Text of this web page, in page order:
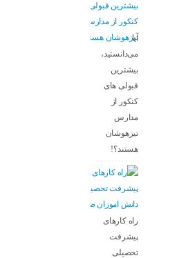
آیا
می‌دانستید،
بیشترین
قبولی های
کنکور از
مدارس
تیزهوشان
هستند؟!
راه کارهای
پیشرفت
تحصیلی